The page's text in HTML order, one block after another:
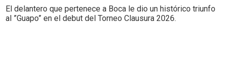
El delantero que pertenece a Boca le dio un histórico triunfo
al ”Guapo” en el debut del Torneo Clausura 2026.